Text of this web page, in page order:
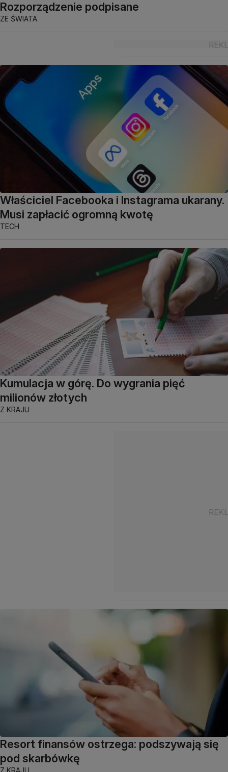
Rozporządzenie podpisane
ZE ŚWIATA
Właściciel Facebooka i Instagrama ukarany.
Musi zapłacić ogromną kwotę
TECH
Kumulacja w górę. Do wygrania pięć
milionów złotych
Z KRAJU
Resort finansów ostrzega: podszywają się
pod skarbówkę